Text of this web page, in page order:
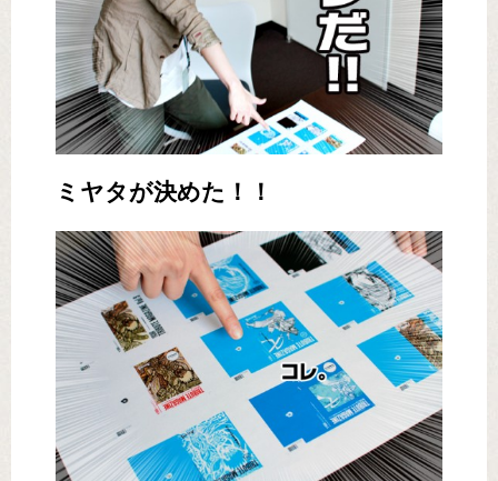
ミヤタが決めた！！